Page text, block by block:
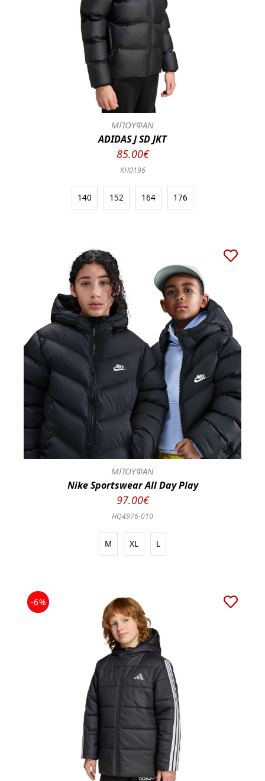
ΜΠΟΥΦΑΝ
ADIDAS J SD JKT
85.00€
KH0196
140 152 164 176
ΜΠΟΥΦΑΝ
Nike Sportswear All Day Play
97.00€
HQ4976-010
M XL L
-6%